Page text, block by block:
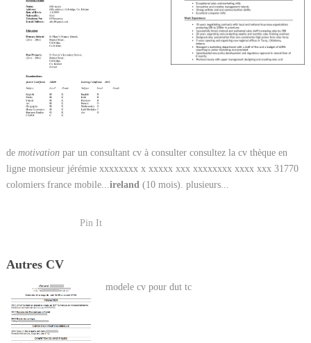
de motivationpar un consultant cv à consulter consultez la cv thèque en
ligne monsieur jérémie xxxxxxxx x xxxxx xxx xxxxxxxx xxxx xxx 31770
colomiers france mobile...ireland(10 mois). plusieurs...
Pin It
Autres CV
modele cv pour dut tc